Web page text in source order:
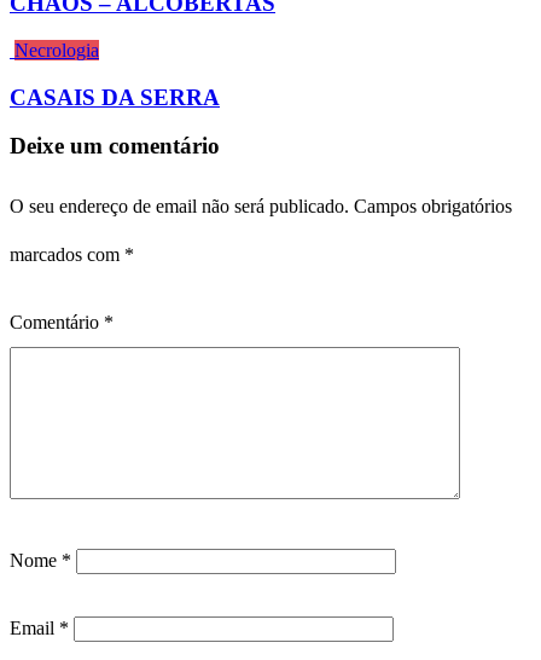
Necrologia
CASAIS DA SERRA
Deixe um comentário
O seu endereço de email não será publicado. Campos obrigatórios
marcados com *
Comentário *
Nome *
Email *